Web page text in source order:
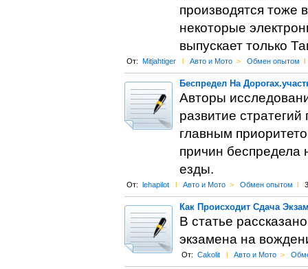
производятся тоже
некоторые
выпускает только
От: Mitjahtiger l Авто и Мото > Обмен опытом l
Беспредел На
Авторы
развитие
главным
причин беспредела
езды.
От: lehapilot l Авто и Мото > Обмен опытом l
Как Происходит Сдача
В статье
экзамена на
От: Cakolit l Авто и Мото >